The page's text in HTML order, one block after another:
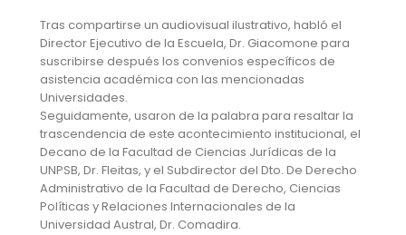
Tras compartirse un audiovisual ilustrativo, habló el
Director Ejecutivo de la Escuela, Dr. Giacomone para
suscribirse después los convenios específicos de
asistencia académica con las mencionadas
Universidades.
Seguidamente, usaron de la palabra para resaltar la
trascendencia de este acontecimiento institucional, el
Decano de la Facultad de Ciencias Jurídicas de la
UNPSB, Dr. Fleitas, y el Subdirector del Dto. De Derecho
Administrativo de la Facultad de Derecho, Ciencias
Políticas y Relaciones Internacionales de la
Universidad Austral, Dr. Comadira.